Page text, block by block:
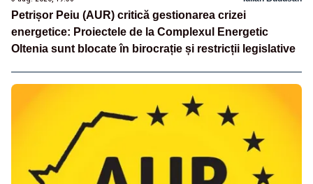
Petrișor Peiu (AUR) critică gestionarea crizei
energetice: Proiectele de la Complexul Energetic
Oltenia sunt blocate în birocrație și restricții legislative